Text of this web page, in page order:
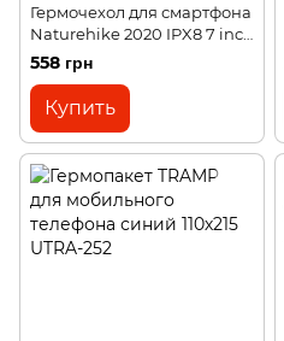
Гермочехол для смартфона
Naturehike 2020 IPX8 7 inch
NH20SM003 orange
558 грн
Купить